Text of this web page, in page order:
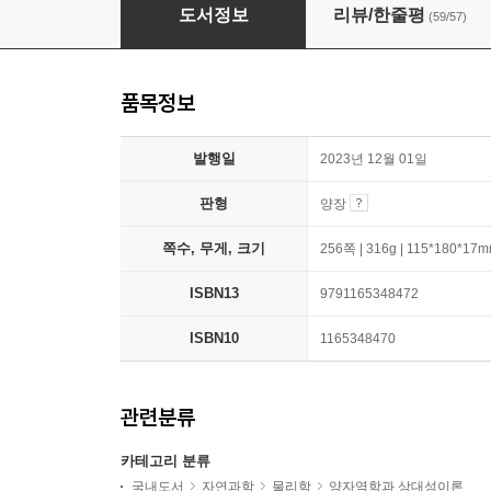
나 없이는 존재하지 않는 세상
도서정보 리뷰/한줄평 (59/57)
품목정보
발행일 2023년 12월 01일
판형 양장
쪽수, 무게, 크기 256쪽 | 316g |
ISBN13 9791165348472
ISBN10 1165348470
관련분류
카테고리 분류
국내도서 자연과학 물리학
양자역학과 상대성이론